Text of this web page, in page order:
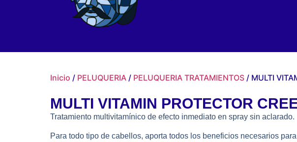
Inicio / PELUQUERIA / PELUQUERIA TRATAMIENTOS / MULTI
MULTI VITAMIN PROTECTOR
Tratamiento multivitamínico de efecto inmediato en spray sin aclarado.
Para todo tipo de cabellos, aporta todos los beneficios necesarios